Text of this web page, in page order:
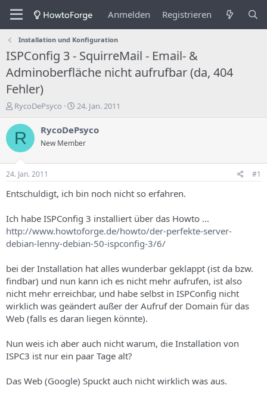
Anmelden Registrieren
Installation und Konfiguration
ISPConfig 3 - SquirreMail - Email- &
Adminoberfläche nicht aufrufbar (da, 404
Fehler)
E
s
e
e
r
s
T
h
m
s
RycoDePsyco
E
s
e
n
d
a
t
m
24. Jan. 2011
R RycoDePsyco
New Member
24. Jan. 2011 #1
Entschuldigt, ich bin noch nicht so erfahren.
Ich habe ISPConfig 3 installiert über das Howto ...
http://www.howtoforge.de/howto/der-perfekte-server-
debian-lenny-debian-50-ispconfig-3/6/
bei der Installation hat alles wunderbar geklappt (ist da bzw.
findbar) und nun kann ich es nicht mehr aufrufen, ist also
nicht mehr erreichbar, und habe selbst in ISPConfig nicht
wirklich was geändert außer der Aufruf der Domain für das
Web (falls es daran liegen könnte).
Nun weis ich aber auch nicht warum, die Installation von
ISPC3 ist nur ein paar Tage alt?
Das Web (Google) Spuckt auch nicht wirklich was aus.